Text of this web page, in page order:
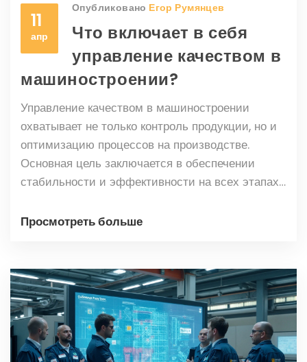
11
апр
Опубликовано Егор Румянцев
Что включает в себя
управление качеством в
машиностроении?
Управление качеством в машиностроении
охватывает не только контроль продукции, но и
оптимизацию процессов на производстве.
Основная цель заключается в обеспечении
стабильности и эффективности на всех этапах
заканчивая поставкой готовой продукции. Также
повышения качества. Благодаря
систематическому подходу, компании могут
уменьшить потери и улучшить репутацию на
рынке.
Просмотреть больше